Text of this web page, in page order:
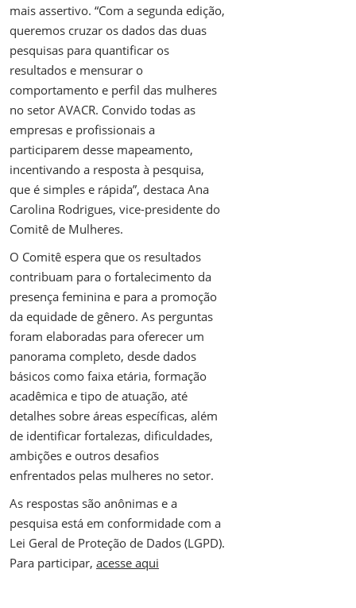
mais assertivo. “Com a segunda edição,
queremos cruzar os dados das duas
pesquisas para quantificar os
resultados e mensurar o
comportamento e perfil das mulheres
no setor AVACR. Convido todas as
empresas e profissionais a
participarem desse mapeamento,
incentivando a resposta à pesquisa,
que é simples e rápida”, destaca Ana
Carolina Rodrigues, vice-presidente do
Comitê de Mulheres.
O Comitê espera que os resultados
contribuam para o fortalecimento da
presença feminina e para a promoção
da equidade de gênero. As perguntas
foram elaboradas para oferecer um
panorama completo, desde dados
básicos como faixa etária, formação
acadêmica e tipo de atuação, até
detalhes sobre áreas específicas, além
de identificar fortalezas, dificuldades,
ambições e outros desafios
enfrentados pelas mulheres no setor.
As respostas são anônimas e a
pesquisa está em conformidade com a
Lei Geral de Proteção de Dados (LGPD).
Para participar, acesse aqui